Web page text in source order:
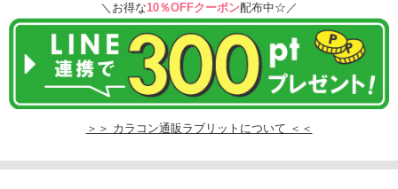
＼お得な10％OFFクーポン配布中☆／
＞＞ カラコン通販ラブリットについて ＜＜